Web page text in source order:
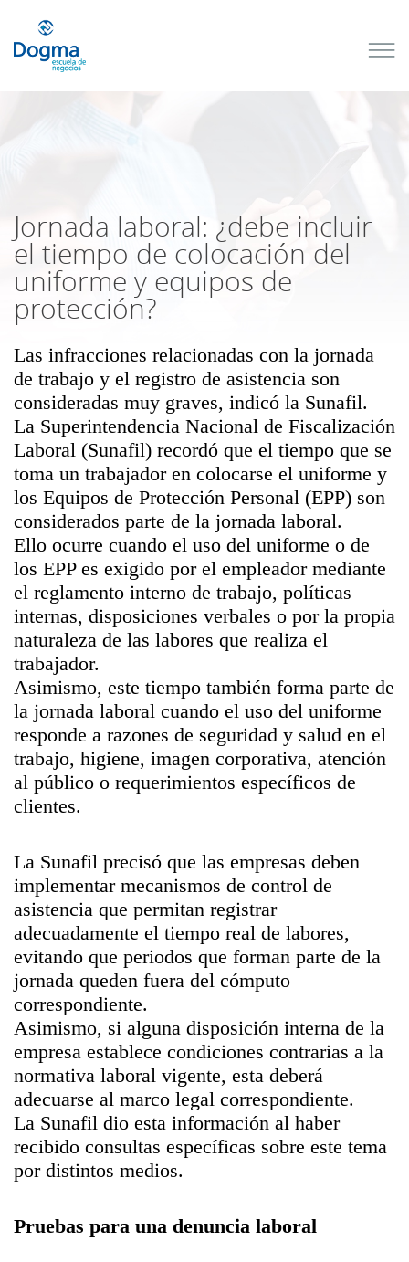
Jornada laboral: ¿debe incluir
el tiempo de colocación del
uniforme y equipos de
protección?
Las infracciones relacionadas con la jornada
de trabajo y el registro de asistencia son
consideradas muy graves, indicó la Sunafil.
La Superintendencia Nacional de Fiscalización
Laboral (Sunafil) recordó que el tiempo que se
toma un trabajador en colocarse el uniforme y
los Equipos de Protección Personal (EPP) son
considerados parte de la jornada laboral.
Ello ocurre cuando el uso del uniforme o de
los EPP es exigido por el empleador mediante
el reglamento interno de trabajo, políticas
internas, disposiciones verbales o por la propia
naturaleza de las labores que realiza el
trabajador.
Asimismo, este tiempo también forma parte de
la jornada laboral cuando el uso del uniforme
responde a razones de seguridad y salud en el
trabajo, higiene, imagen corporativa, atención
al público o requerimientos específicos de
clientes.
La Sunafil precisó que las empresas deben
implementar mecanismos de control de
asistencia que permitan registrar
adecuadamente el tiempo real de labores,
evitando que periodos que forman parte de la
jornada queden fuera del cómputo
correspondiente.
Asimismo, si alguna disposición interna de la
empresa establece condiciones contrarias a la
normativa laboral vigente, esta deberá
adecuarse al marco legal correspondiente.
La Sunafil dio esta información al haber
recibido consultas específicas sobre este tema
por distintos medios.
Pruebas para una denuncia laboral
próximos
Más Cursos